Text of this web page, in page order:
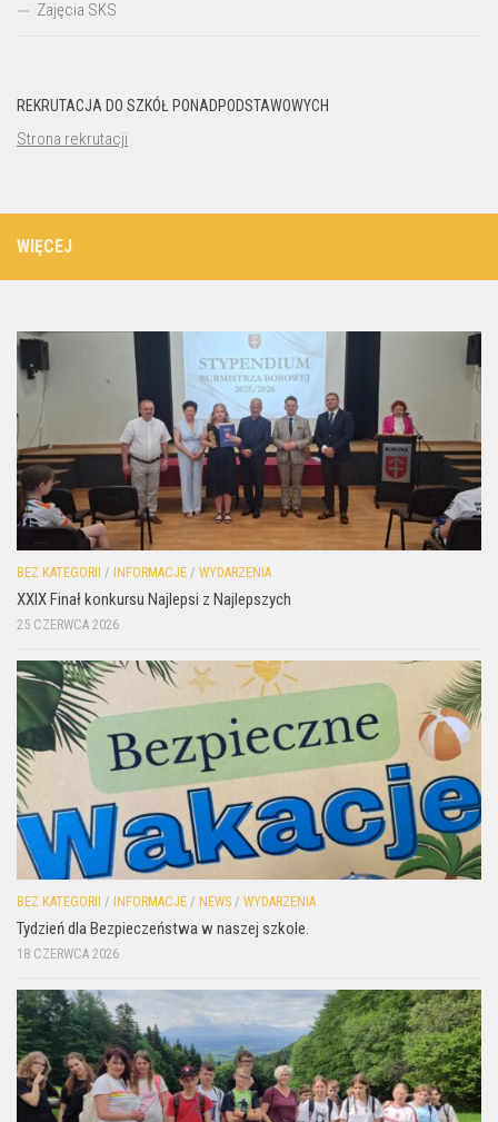
Zajęcia SKS
REKRUTACJA DO SZKÓŁ PONADPODSTAWOWYCH
Strona rekrutacji
WIĘCEJ
BEZ KATEGORII / INFORMACJE / WYDARZENIA
XXIX Finał konkursu Najlepsi z Najlepszych
25 CZERWCA 2026
BEZ KATEGORII / INFORMACJE / NEWS / WYDARZENIA
Tydzień dla Bezpieczeństwa w naszej szkole.
18 CZERWCA 2026